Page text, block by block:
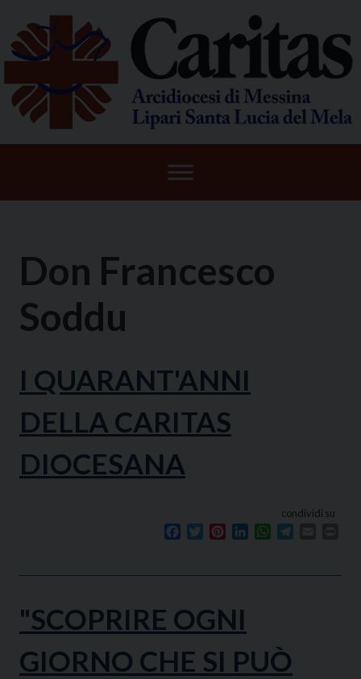
content
Don Francesco
Soddu
I QUARANT'ANNI
DELLA CARITAS
DIOCESANA
condividi su
Facebook
TwitterPinterestLinkedInWhatsApp
"SCOPRIRE OGNI
GIORNO CHE SI PUÒ